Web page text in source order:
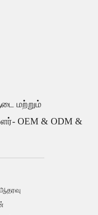
மற்றும்
OEM & ODM &